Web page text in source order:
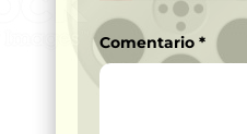
Comentario *